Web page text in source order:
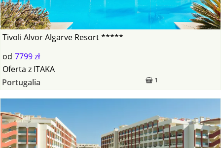
Tivoli Alvor Algarve Resort *****
od 7799 zł
1
Oferta z ITAKA
Portugalia